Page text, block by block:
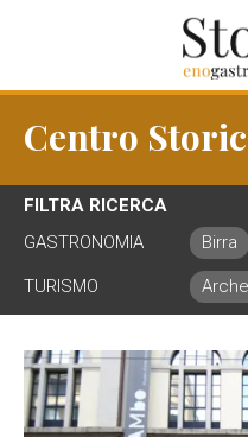
Centro
FILTRA RICERCA
GASTRONOMIA
Birra
TURISMO